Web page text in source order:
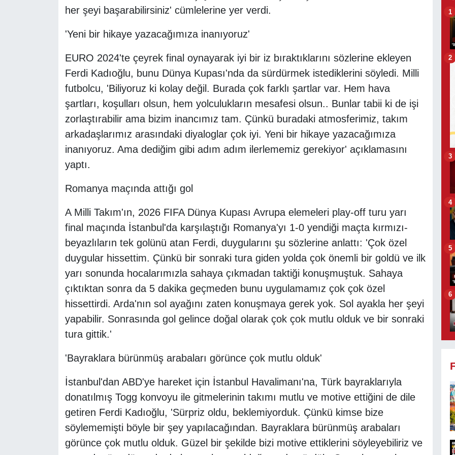
her şeyi başarabilirsiniz' cümlelerine yer verdi.
'Yeni bir hikaye yazacağımıza inanıyoruz'
EURO 2024'te çeyrek final oynayarak iyi bir iz bıraktıklarını sözlerine ekleyen
Ferdi Kadıoğlu, bunu Dünya Kupası'nda da sürdürmek istediklerini söyledi. Milli
futbolcu, 'Biliyoruz ki kolay değil. Burada çok farklı şartlar var. Hem hava
şartları, koşulları olsun, hem yolculukların mesafesi olsun.. Bunlar tabii ki de işi
zorlaştırabilir ama bizim inancımız tam. Çünkü buradaki atmosferimiz, takım
arkadaşlarımız arasındaki diyaloglar çok iyi. Yeni bir hikaye yazacağımıza
inanıyoruz. Ama dediğim gibi adım adım ilerlememiz gerekiyor' açıklamasını
yaptı.
Romanya maçında attığı gol
A Milli Takım'ın, 2026 FIFA Dünya Kupası Avrupa elemeleri play-off turu yarı
final maçında İstanbul'da karşılaştığı Romanya'yı 1-0 yendiği maçta kırmızı-
beyazlıların tek golünü atan Ferdi, duygularını şu sözlerine anlattı: 'Çok özel
duygular hissettim. Çünkü bir sonraki tura giden yolda çok önemli bir goldü ve ilk
yarı sonunda hocalarımızla sahaya çıkmadan taktiği konuşmuştuk. Sahaya
çıktıktan sonra da 5 dakika geçmeden bunu uygulamamız çok çok özel
hissettirdi. Arda'nın sol ayağını zaten konuşmaya gerek yok. Sol ayakla her şeyi
yapabilir. Sonrasında gol gelince doğal olarak çok çok mutlu olduk ve bir sonraki
tura gittik.'
'Bayraklara bürünmüş arabaları görünce çok mutlu olduk'
İstanbul'dan ABD'ye hareket için İstanbul Havalimanı'na, Türk bayraklarıyla
donatılmış Togg konvoyu ile gitmelerinin takımı mutlu ve motive ettiğini de dile
getiren Ferdi Kadıoğlu, 'Sürpriz oldu, beklemiyorduk. Çünkü kimse bize
söylememişti böyle bir şey yapılacağından. Bayraklara bürünmüş arabaları
görünce çok mutlu olduk. Güzel bir şekilde bizi motive ettiklerini söyleyebiliriz ve
1
2
3
4
5
6